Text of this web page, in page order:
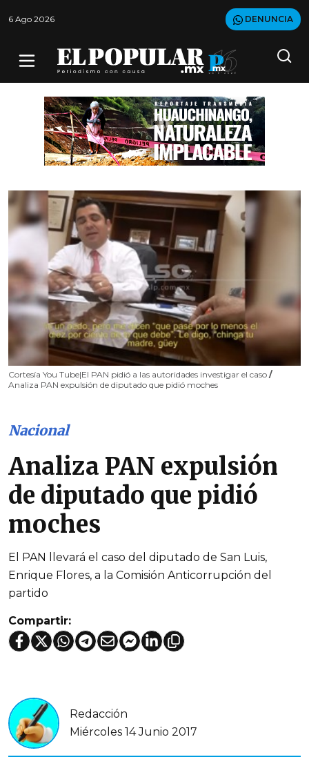
6 Ago 2026 DENUNCIA
Cortesía You Tube|El PAN pidió a las autoridades investigar el caso /
Analiza PAN expulsión de diputado que pidió moches
Nacional
Analiza PAN expulsión
de diputado que pidió
moches
El PAN llevará el caso del diputado de San Luis,
Enrique Flores, a la Comisión Anticorrupción del
partido
Compartir:
Redacción
Miércoles 14 Junio 2017